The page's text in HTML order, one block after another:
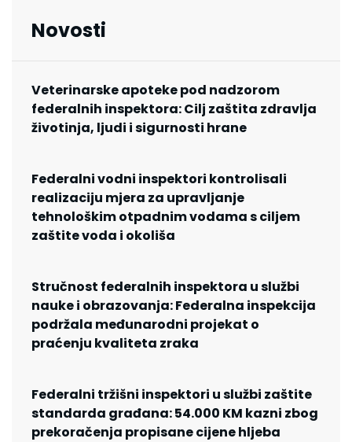
Novosti
Veterinarske apoteke pod nadzorom
federalnih inspektora: Cilj zaštita zdravlja
životinja, ljudi i sigurnosti hrane
Federalni vodni inspektori kontrolisali
realizaciju mjera za upravljanje
tehnološkim otpadnim vodama s ciljem
zaštite voda i okoliša
Stručnost federalnih inspektora u službi
nauke i obrazovanja: Federalna inspekcija
podržala međunarodni projekat o
praćenju kvaliteta zraka
Federalni tržišni inspektori u službi zaštite
standarda građana: 54.000 KM kazni zbog
prekoračenja propisane cijene hljeba